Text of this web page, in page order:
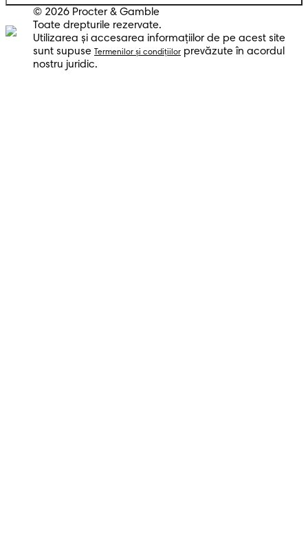
© 2026 Procter & Gamble
Toate drepturile rezervate.
Utilizarea şi accesarea informaţiilor de pe acest site
sunt supuse
Termenilor şi condiţiilor prevăzute în acordul
nostru juridic.